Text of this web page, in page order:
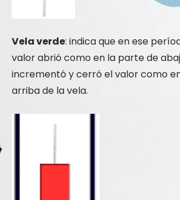
Vela verde: indica que en ese
valor abrió como en la parte de
incrementó y cerró el valor como
arriba de la vela.